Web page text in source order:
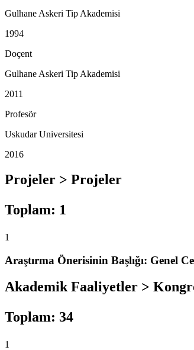
Gulhane Askeri Tip Akademisi
1994
Doçent
Gulhane Askeri Tip Akademisi
2011
Profesör
Uskudar Universitesi
2016
Projeler > Projeler
Toplam: 1
1
Araştırma Önerisinin Başlığı: Genel
Akademik Faaliyetler >
Toplam: 34
1